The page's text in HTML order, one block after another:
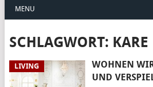
MENU
SCHLAGWORT: KARE
LIVING
WOHNEN
UND